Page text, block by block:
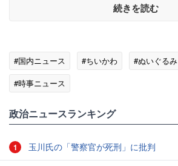
続きを読む
#国内ニュース #ちいかわ #ぬいぐるみ
#時事ニュース
政治ニュースランキング
1 玉川氏の「警察官が死刑」に批判